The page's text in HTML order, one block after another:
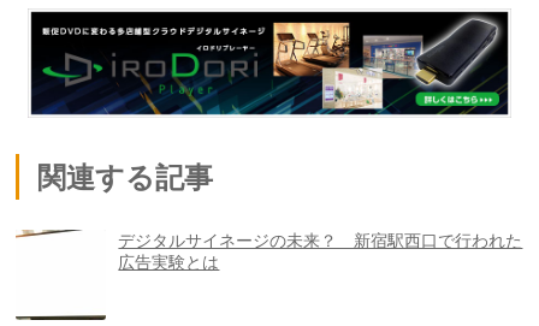
関連する記事
デジタルサイネージの未来？ 新宿駅西口で行われた
広告実験とは